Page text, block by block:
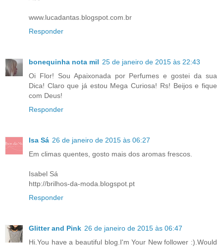
www.lucadantas.blogspot.com.br
Responder
bonequinha nota mil 25 de janeiro de 2015 às 22:43
Oi Flor! Sou Apaixonada por Perfumes e gostei da sua
Dica! Claro que já estou Mega Curiosa! Rs! Beijos e fique
com Deus!
Responder
Isa Sá 26 de janeiro de 2015 às 06:27
Em climas quentes, gosto mais dos aromas frescos.
Isabel Sá
http://brilhos-da-moda.blogspot.pt
Responder
Glitter and Pink 26 de janeiro de 2015 às 06:47
Hi.You have a beautiful blog.I'm Your New follower :).Would